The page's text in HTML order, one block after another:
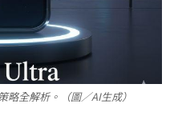
全解析。（圖／AI生成）